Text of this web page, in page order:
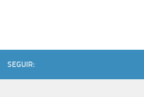
SEGUIR: